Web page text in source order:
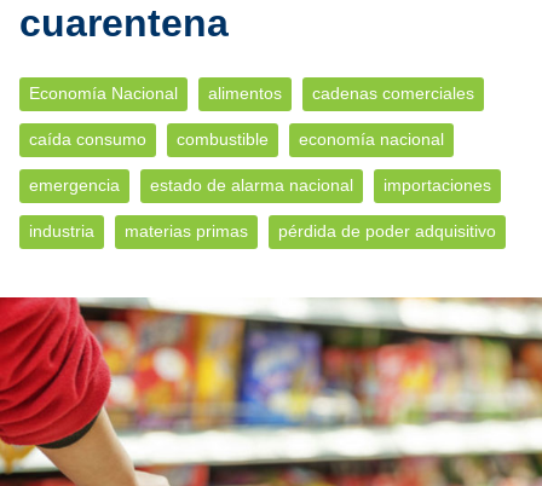
cuarentena
Economía Nacional alimentos cadenas comerciales
caída consumo combustible economía nacional
emergencia estado de alarma nacional importaciones
industria materias primas pérdida de poder adquisitivo